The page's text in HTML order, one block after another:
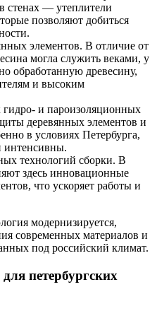
стенах — утеплители
позволяют добиться
элементов. В отличие от
могла служить веками, у
обработанную древесину,
и высоким
и пароизоляционных
деревянных элементов и
в условиях Петербурга,
интенсивны.
технологий сборки. В
здесь инновационные
что ускоряет работы и
модернизируется,
современных материалов и
под российский климат.
петербургских